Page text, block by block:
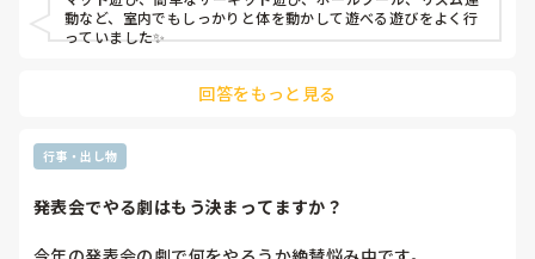
動など、室内でもしっかりと体を動かして遊べる遊びをよく行
っていました✨
回答をもっと見る
行事・出し物
発表会でやる劇はもう決まってますか？